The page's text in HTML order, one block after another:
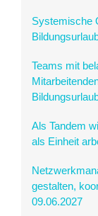
Systemische
Teams mit
Als Tandem
als Einheit
gestalten,
09.06.2027